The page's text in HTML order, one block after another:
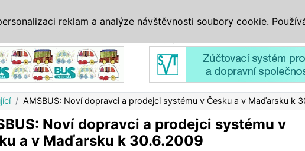
AMSBUS: Noví dopravci a prodejci systému v Česku a v Maďarsku k
Noví dopravci a prodejci systému v
a v Maďarsku k 30.6.2009
reklam a analýze návštěvnosti soubory cookie.